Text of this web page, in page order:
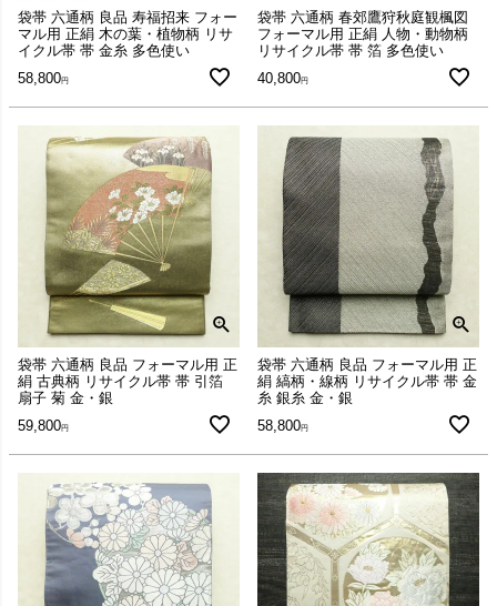
袋帯 六通柄 良品 寿福招来 フォー
マル用 正絹 木の葉・植物柄 リサ
イクル帯 帯 金糸 多色使い
58,800
袋帯 六通柄 春郊鷹狩秋庭観楓図
フォーマル用 正絹 人物・動物柄
リサイクル帯 帯 箔 多色使い
40,800
袋帯 六通柄 良品 フォーマル用 正
絹 古典柄 リサイクル帯 帯 引箔
扇子 菊 金・銀
59,800
袋帯 六通柄 良品 フォーマル用 正
絹 縞柄・線柄 リサイクル帯 帯 金
糸 銀糸 金・銀
58,800